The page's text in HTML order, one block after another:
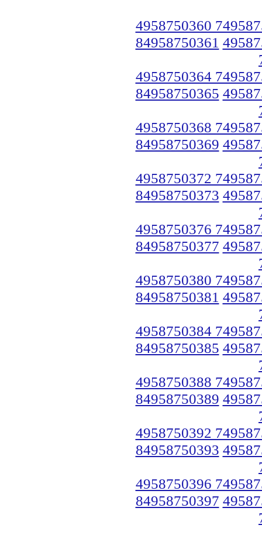
4958750360
84958750361
4958750364
84958750365
4958750368
84958750369
4958750372
84958750373
4958750376
84958750377
4958750380
84958750381
4958750384
84958750385
4958750388
84958750389
4958750392
84958750393
4958750396
84958750397